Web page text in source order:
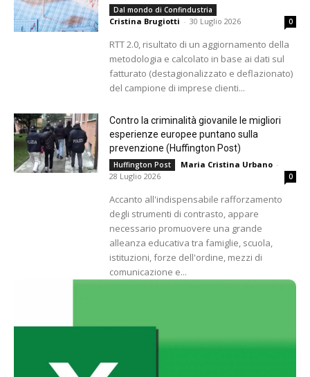
Dal mondo di Confindustria
Cristina Brugiotti - 30 Luglio 2026 0
RTT 2.0, risultato di un aggiornamento della
metodologia e calcolato in base ai dati sul
fatturato (destagionalizzato e deflazionato)
del campione di imprese clienti...
Contro la criminalità giovanile le migliori
esperienze europee puntano sulla
prevenzione (Huffington Post)
Huffington Post Maria Cristina Urbano -
28 Luglio 2026
0
Accanto all'indispensabile rafforzamento
degli strumenti di contrasto, appare
necessario promuovere una grande
alleanza educativa tra famiglie, scuola,
istituzioni, forze dell'ordine, mezzi di
comunicazione e...